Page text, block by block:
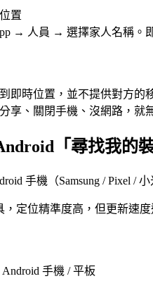
置
→ 人員 → 選擇家人名稱。
即時位置，並不提供對方的
享、關閉手機、沒網路，就
「尋找我的
手機（Samsung / Pixel /
，定位精準度高，但更新速
手機 / 平板